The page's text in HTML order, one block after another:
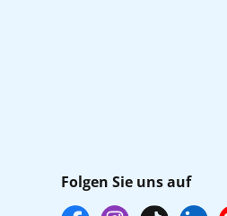
Folgen Sie uns auf